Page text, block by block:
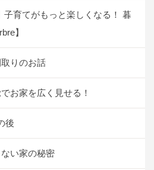
子育てがもっと楽しくなる！ 暮
】
りのお話
お家を広く見せる！
後
い家の秘密